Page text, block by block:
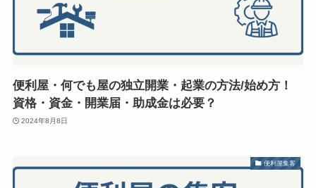
便利屋・何でも屋の独立開業・起業の方法/始め方！
資格・資金・開業届・助成金は必要？
2024年8月8日
便利屋集客